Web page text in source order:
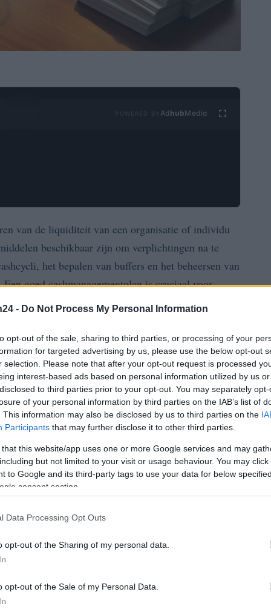
- Do Not Process My Personal Information
opt-out of the sale, sharing to third parties, or processing of your
for targeted advertising by us, please use the below opt-out
selection. Please note that after your opt-out request is processed
interest-based ads based on personal information utilized by us
to third parties prior to your opt-out. You may separately
of your personal information by third parties on the IAB’s list of
This information may also be disclosed by us to third parties on the
Participants that may further disclose it to other third parties.
that this website/app uses one or more Google services and may
but not limited to your visit or usage behaviour. You may
to Google and its third-party tags to use your data for below
consent section.
Data Processing Opt Outs
opt-out of the Sharing of my personal data.
opt-out of the Sale of my Personal Data.
Ad hubMedia
van de liquiditeit van een organisatie of individu
beschikbaar zijn om verplichtingen na te
het bepalen van buffers en het beheersen van
goed cashmanagementplan is cruciaal voor
tijden.
van cashmanagement, inclusief het in kaart
het beheren van rente- en inflatierisico’s en
introduceren we een toolset om je burn-rate
het identificeren van de verschillende fasen van de
en uitgaande cashflows, het bepalen van de
fase. Door deze informatie te verzamelen, kun je
en buiten je organisatie stroomt.